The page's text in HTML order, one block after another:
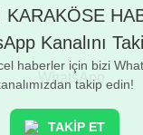
KARAKÖSE
Kanalını
haberler için bizi
takip edin!
TAKİP ET